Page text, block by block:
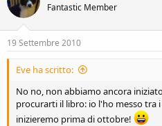
Fantastic Member
19 Settembre 2010
Eve ha scritto:
No no, non abbiamo ancora
procurarti il libro: io l'ho messo tra
inizieremo prima di ottobre!